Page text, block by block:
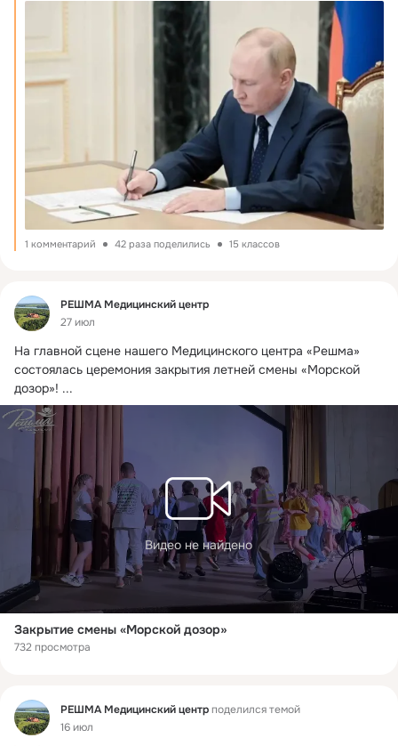
1 комментарий 42 раза поделились 15 классов
Фид
РЕШМА Медицинский центр
27 июл
На главной сцене нашего Медицинского центра «Решма»
состоялась церемония закрытия летней смены «Морской
дозор»! ...
Видео не найдено
Закрытие смены «Морской дозор»
732 просмотра
Фид РЕШМА Медицинский центрподелился темой
16 июл